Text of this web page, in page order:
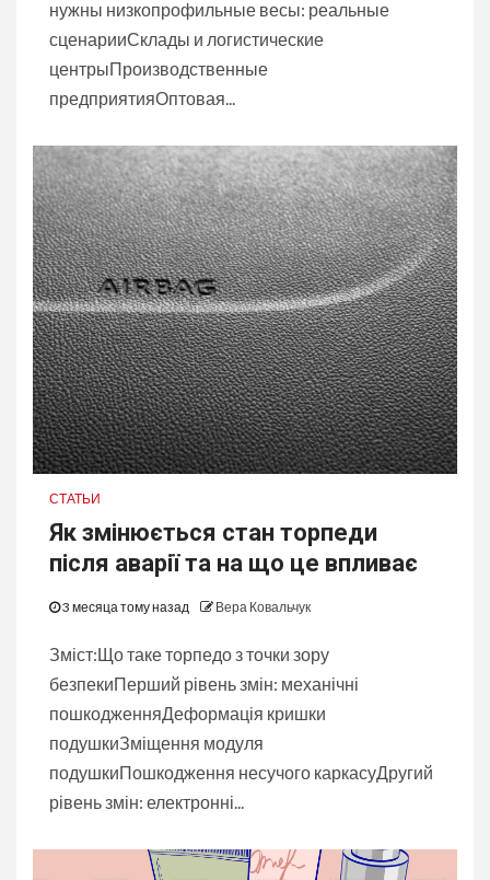
нужны низкопрофильные весы: реальные
сценарииСклады и логистические
центрыПроизводственные
предприятияОптовая...
СТАТЬИ
Як змінюється стан торпеди
після аварії та на що це впливає
3 месяца тому назад Вера Ковальчук
Зміст:Що таке торпедо з точки зору
безпекиПерший рівень змін: механічні
пошкодженняДеформація кришки
подушкиЗміщення модуля
подушкиПошкодження несучого каркасуДругий
рівень змін: електронні...